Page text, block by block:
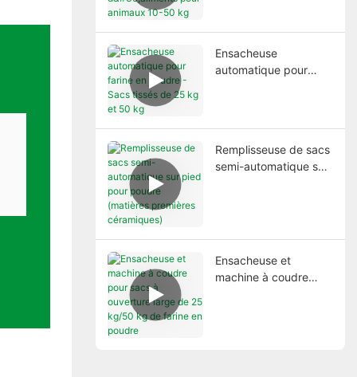
Ensacheuse
automatique pour
Remplisseuse de sacs
semi-automatique sur
Ensacheuse et
machine à coudre